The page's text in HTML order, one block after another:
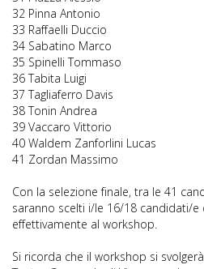
32 Pinna Antonio
33 Raffaelli Duccio
34 Sabatino Marco
35 Spinelli Tommaso
36 Tabita Luigi
37 Tagliaferro Davis
38 Tonin Andrea
39 Vaccaro Vittorio
40 Waldem Zanforlini Lucas
41 Zordan Massimo
Con la selezione finale, tra le 41
saranno scelti i/le 16/18 candidati/e
effettivamente al workshop.
Si ricorda che il workshop si